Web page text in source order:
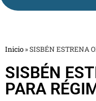
Inicio »SISBÉN ESTRENA
SISBÉN
PARA